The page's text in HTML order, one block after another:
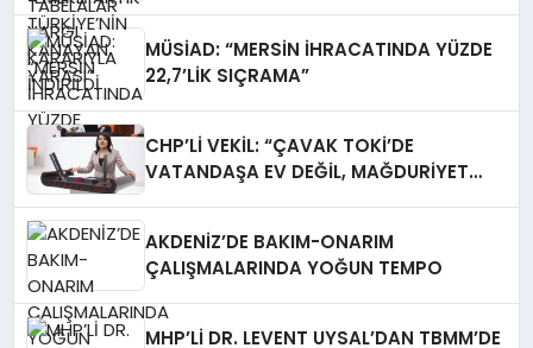
MÜSİAD: “MERSİN İHRACATINDA YÜZDE
22,7’LİK SIÇRAMA”
CHP’Lİ VEKİL: “ÇAVAK TOKİ’DE
VATANDAŞA EV DEĞİL, MAĞDURİYET
AKDENİZ’DE BAKIM-ONARIM
ÇALIŞMALARINDA YOĞUN TEMPO
MHP’Lİ DR. LEVENT UYSAL’DAN TBMM’DE